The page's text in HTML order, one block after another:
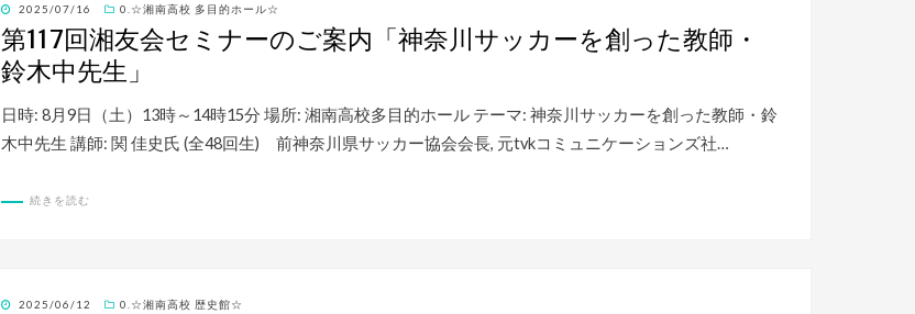
投
稿
日:
2025/07/16 0.☆湘南高校 多目的ホール☆
第117回湘友会セミナーのご案内「神奈川サッカーを創った教師・
鈴木中先生」
日時: 8月9日（土）13時～14時15分 場所: 湘南高校多目的ホール テーマ: 神奈川サッカーを創った教師・鈴
木中先生 講師: 関 佳史氏 (全48回生) 前神奈川県サッカー協会会長, 元tvkコミュニケーションズ社…
続きを読む
投 2025/06/12 0.☆湘南高校 歴史館☆